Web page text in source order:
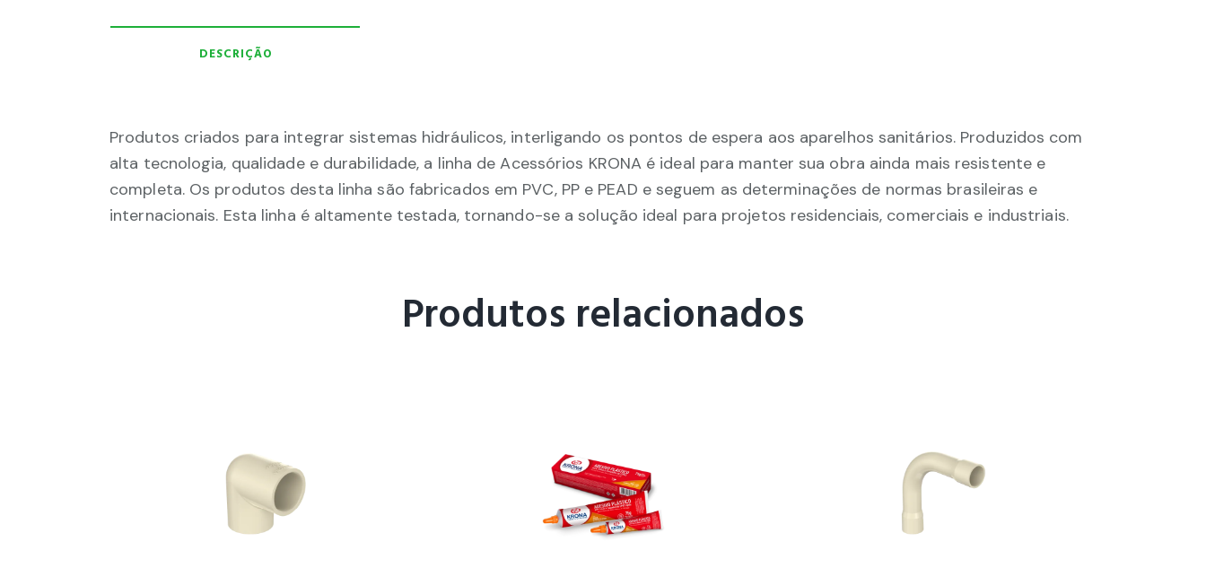
DESCRIÇÃO
Produtos criados para integrar sistemas hidráulicos, interligando os pontos de espera aos aparelhos sanitários. Produzidos com
alta tecnologia, qualidade e durabilidade, a linha de Acessórios KRONA é ideal para manter sua obra ainda mais resistente e
completa. Os produtos desta linha são fabricados em PVC, PP e PEAD e seguem as determinações de normas brasileiras e
internacionais. Esta linha é altamente testada, tornando-se a solução ideal para projetos residenciais, comerciais e industriais.
Produtos relacionados